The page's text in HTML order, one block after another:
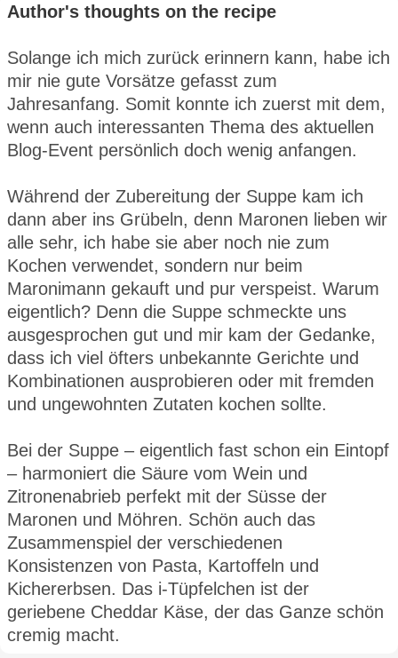
Author's thoughts on the recipe
Solange ich mich zurück erinnern kann, habe ich
mir nie gute Vorsätze gefasst zum
Jahresanfang. Somit konnte ich zuerst mit dem,
wenn auch interessanten Thema des aktuellen
Blog-Event persönlich doch wenig anfangen.
Während der Zubereitung der Suppe kam ich
dann aber ins Grübeln, denn Maronen lieben wir
alle sehr, ich habe sie aber noch nie zum
Kochen verwendet, sondern nur beim
Maronimann gekauft und pur verspeist. Warum
eigentlich? Denn die Suppe schmeckte uns
ausgesprochen gut und mir kam der Gedanke,
dass ich viel öfters unbekannte Gerichte und
Kombinationen ausprobieren oder mit fremden
und ungewohnten Zutaten kochen sollte.
Bei der Suppe – eigentlich fast schon ein Eintopf
– harmoniert die Säure vom Wein und
Zitronenabrieb perfekt mit der Süsse der
Maronen und Möhren. Schön auch das
Zusammenspiel der verschiedenen
Konsistenzen von Pasta, Kartoffeln und
Kichererbsen. Das i-Tüpfelchen ist der
geriebene Cheddar Käse, der das Ganze schön
cremig macht.